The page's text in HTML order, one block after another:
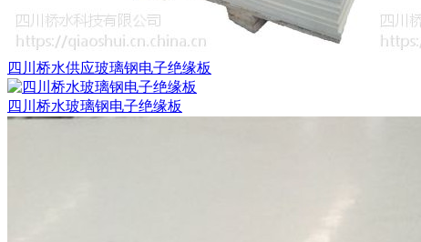
四川桥水供应玻璃钢电子绝缘板
四川桥水玻璃钢电子绝缘板